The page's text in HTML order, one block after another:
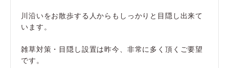
川沿いをお散歩する人からもしっかりと目隠し出来て
います。
雑草対策・目隠し設置は昨今、非常に多く頂くご要望
です。